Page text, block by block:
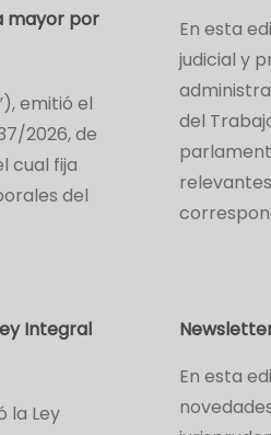
mayor por
emitió el
2026, de
cual fija
del
En esta
judicial y
del
Integral
la Ley
En esta